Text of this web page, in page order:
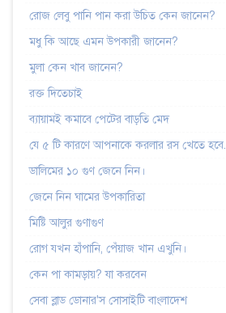
রোজ লেবু পানি পান করা উচিত কেন জানেন?
মধু কি আছে এমন উপকারী জানেন?
মুলা কেন খাব জানেন?
রক্ত দিতেচাই
ব্যায়ামই কমাবে পেটের বাড়তি মেদ
যে ৫ টি কারণে আপনাকে করলার রস খেতে হবে.
ডালিমের ১০ গুণ জেনে নিন।
জেনে নিন ঘামের উপকারিতা
মিষ্টি আলুর গুণাগুণ
রোগ যখন হাঁপানি, পেঁয়াজ খান এখুনি।
কেন পা কামড়ায়? যা করবেন
সেবা ব্লাড ডোনার'স সোসাইটি বাংলাদেশ